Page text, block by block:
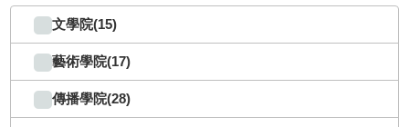
文學院(15)
藝術學院(17)
傳播學院(28)